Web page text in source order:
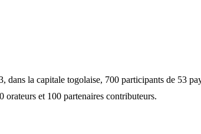
dans la capitale togolaise, 700 participants de 53
orateurs et 100 partenaires contributeurs.